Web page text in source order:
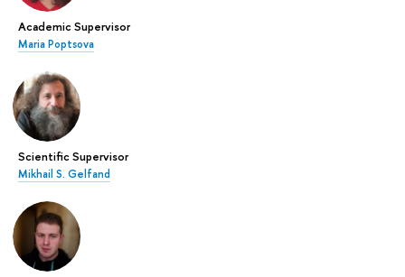
Academic Supervisor
Maria Poptsova
Scientific Supervisor
Mikhail S. Gelfand